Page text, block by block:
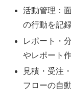
活動管理：
の行動を記
レポート・
やレポート
見積・受注
フローの自